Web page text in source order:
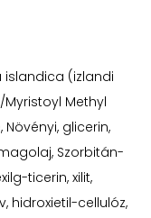
islandica (izlandi
Methyl
glicerin,
Szorbitán-
ticerin, xilit,
hidroxietil-cellulóz,